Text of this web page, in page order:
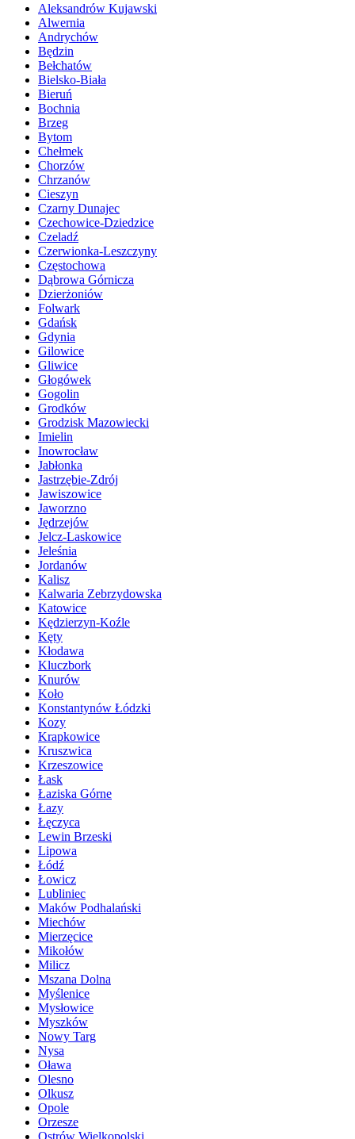
Aleksandrów Kujawski
Alwernia
Andrychów
Będzin
Bełchatów
Bielsko-Biała
Bieruń
Bochnia
Brzeg
Bytom
Chełmek
Chorzów
Chrzanów
Cieszyn
Czarny Dunajec
Czechowice-Dziedzice
Czeladź
Czerwionka-Leszczyny
Częstochowa
Dąbrowa Górnicza
Dzierżoniów
Folwark
Gdańsk
Gdynia
Gilowice
Gliwice
Głogówek
Gogolin
Grodków
Grodzisk Mazowiecki
Imielin
Inowrocław
Jabłonka
Jastrzębie-Zdrój
Jawiszowice
Jaworzno
Jędrzejów
Jelcz-Laskowice
Jeleśnia
Jordanów
Kalisz
Kalwaria Zebrzydowska
Katowice
Kędzierzyn-Koźle
Kęty
Kłodawa
Kluczbork
Knurów
Koło
Konstantynów Łódzki
Kozy
Krapkowice
Kruszwica
Krzeszowice
Łask
Łaziska Górne
Łazy
Łęczyca
Lewin Brzeski
Lipowa
Łódź
Łowicz
Lubliniec
Maków Podhalański
Miechów
Mierzęcice
Mikołów
Milicz
Mszana Dolna
Myślenice
Mysłowice
Myszków
Nowy Targ
Nysa
Oława
Olesno
Olkusz
Opole
Orzesze
Ostrów Wielkopolski